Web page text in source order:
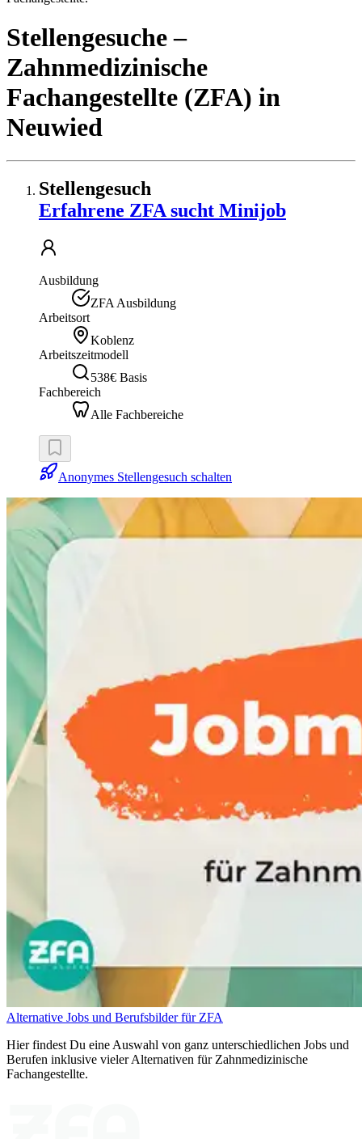
Stellengesuche–
Zahnmedizinische
Fachangestellte (ZFA) in
Neuwied
Stellengesuch
Erfahrene ZFA sucht Minijob
Ausbildung
ZFA Ausbildung
Arbeitsort
Koblenz
Arbeitszeitmodell
538€ Basis
Fachbereich
Alle Fachbereiche
Anonymes Stellengesuch schalten
Alternative Jobs und Berufsbilder für ZFA
Hier findest Du eine Auswahl von ganz unterschiedlichen Jobs und
Berufen inklusive vieler Alternativen für Zahnmedizinische
Fachangestellte.